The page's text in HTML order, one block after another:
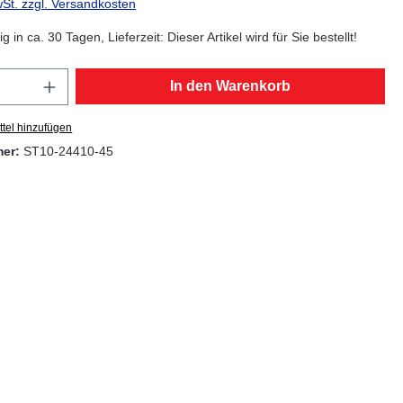
zzgl. Versandkosten
in ca. 30 Tagen, Lieferzeit: Dieser Artikel wird für Sie bestellt!
Anzahl: Gib den gewünschten Wert ein
In den Warenkorb
hinzufügen
ST10-24410-45